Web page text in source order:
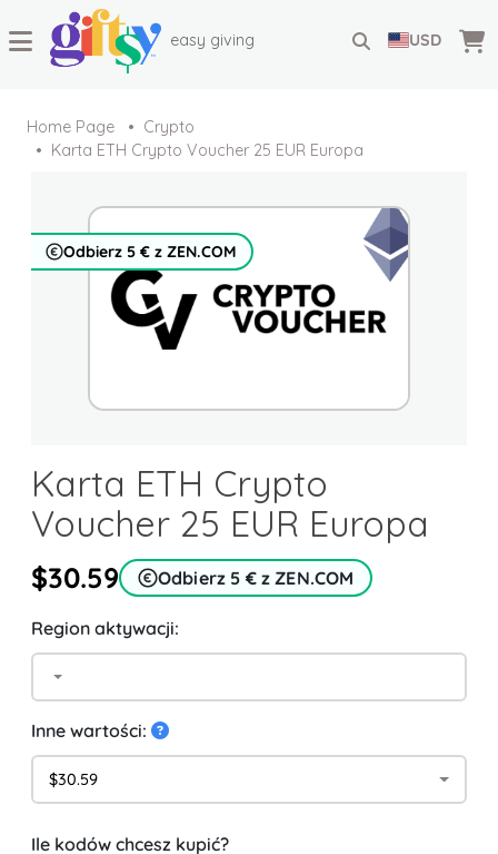
easy giving USD
Home Page
Crypto
Karta ETH Crypto Voucher 25 EUR Europa
Odbierz 5 € z ZEN.COM
Karta ETH Crypto
Voucher 25 EUR Europa
$30.59 Odbierz 5 € z ZEN.COM
Region aktywacji:
Inne wartości:
$30.59
Ile kodów chcesz kupić?